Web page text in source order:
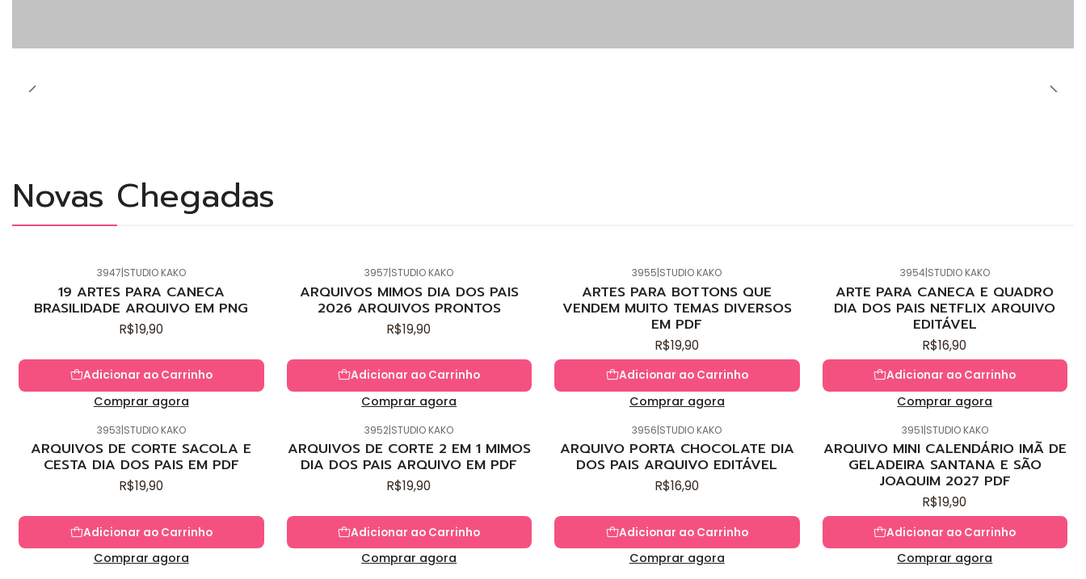
Novas Chegadas
3947|STUDIO KAKO
19 ARTES PARA CANECA
BRASILIDADE ARQUIVO EM PNG
R$19,90
Adicionar ao Carrinho
Comprar agora
3957|STUDIO KAKO
ARQUIVOS MIMOS DIA DOS PAIS
2026 ARQUIVOS PRONTOS
R$19,90
Adicionar ao Carrinho
Comprar agora
3955|STUDIO KAKO
ARTES PARA BOTTONS QUE
VENDEM MUITO TEMAS DIVERSOS
EM PDF
R$19,90
Adicionar ao Carrinho
Comprar agora
3954|STUDIO KAKO
ARTE PARA CANECA E QUADRO
DIA DOS PAIS NETFLIX ARQUIVO
EDITÁVEL
R$16,90
Adicionar ao Carrinho
Comprar agora
3953|STUDIO KAKO
ARQUIVOS DE CORTE SACOLA E
CESTA DIA DOS PAIS EM PDF
R$19,90
Adicionar ao Carrinho
Comprar agora
3952|STUDIO KAKO
ARQUIVOS DE CORTE 2 EM 1 MIMOS
DIA DOS PAIS ARQUIVO EM PDF
R$19,90
Adicionar ao Carrinho
Comprar agora
3956|STUDIO KAKO
ARQUIVO PORTA CHOCOLATE DIA
DOS PAIS ARQUIVO EDITÁVEL
R$16,90
Adicionar ao Carrinho
Comprar agora
3951|STUDIO KAKO
ARQUIVO MINI CALENDÁRIO IMÃ DE
GELADEIRA SANTANA E SÃO
JOAQUIM 2027 PDF
R$19,90
Adicionar ao Carrinho
Comprar agora